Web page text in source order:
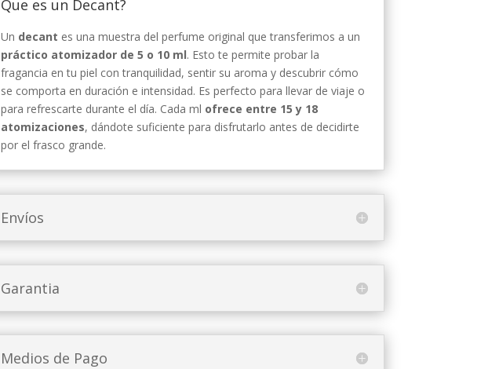
Que es un Decant?
Un decant es una muestra del perfume original que transferimos a un
práctico atomizador de 5 o 10 ml. Esto te permite probar la
fragancia en tu piel con tranquilidad, sentir su aroma y descubrir cómo
se comporta en duración e intensidad. Es perfecto para llevar de viaje o
para refrescarte durante el día. Cada ml ofrece entre 15 y 18
atomizaciones, dándote suficiente para disfrutarlo antes de decidirte
por el frasco grande.
Envíos
Garantia
Medios de Pago